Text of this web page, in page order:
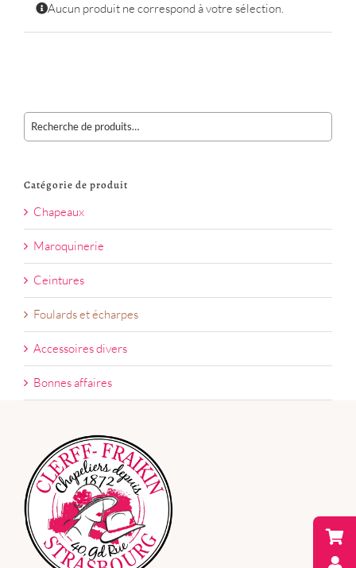
Aucun produit ne correspond à votre sélection.
Catégorie de produit
Chapeaux
Maroquinerie
Ceintures
Foulards et écharpes
Accessoires divers
Bonnes affaires